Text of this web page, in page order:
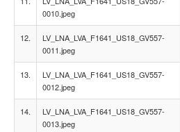
0010.jpeg
12.
LV_LNA_LVA_F1641_US18_GV557-
0011.jpeg
13.
LV_LNA_LVA_F1641_US18_GV557-
0012.jpeg
14.
LV_LNA_LVA_F1641_US18_GV557-
0013.jpeg